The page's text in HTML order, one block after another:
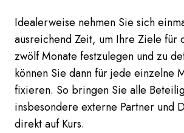
Idealerweise nehmen Sie sich
ausreichend Zeit, um Ihre Ziele für
zwölf Monate festzulegen und zu
können Sie dann für jede einzelne
fixieren. So bringen Sie alle
insbesondere externe Partner und
direkt auf Kurs.